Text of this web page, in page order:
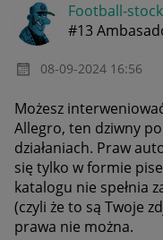
Football-stock
#13
‎08-09-2024 16:56
Możesz
Allegro, ten dziwny
działaniach. Praw
się tylko w formie
katalogu nie spełnia
(czyli że to są Twoje
prawa nie można.